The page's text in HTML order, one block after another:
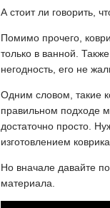
А стоит ли говорить,
Помимо прочего,
только в ванной.
негодность, его не
Одним словом, такие
правильном подходе
достаточно просто.
изготовлением
Но вначале давайте
материала.